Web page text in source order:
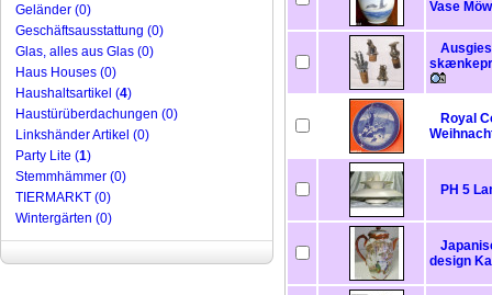
Geländer (0)
Geschäftsausstattung (0)
Glas, alles aus Glas (0)
Haus Houses (0)
Haushaltsartikel (4)
Haustürüberdachungen (0)
Linkshänder Artikel (0)
Party Lite (1)
Stemmhämmer (0)
TIERMARKT (0)
Wintergärten (0)
Vase
Royal
PH 5
design